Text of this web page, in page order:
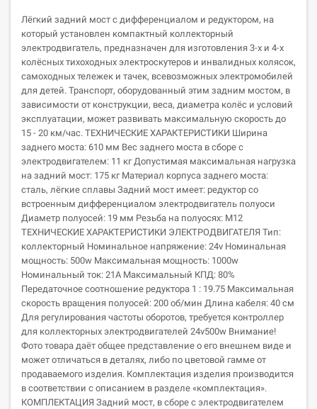
Лёгкий задний мост с дифференциалом и редуктором, на
который установлен компактный коллекторный
электродвигатель, предназначен для изготовления 3-х и 4-х
колёсных тихоходных электроскутеров и инвалидных колясок,
самоходных тележек и тачек, всевозможных электромобилей
для детей. Транспорт, оборудованный этим задним мостом, в
зависимости от конструкции, веса, диаметра колёс и условий
эксплуатации, может развивать максимальную скорость до
15 - 20 км/час. ТЕХНИЧЕСКИЕ ХАРАКТЕРИСТИКИ Ширина
заднего моста: 610 мм Вес заднего моста в сборе с
электродвигателем: 11 кг Допустимая максимальная нагрузка
на задний мост: 175 кг Материал корпуса заднего моста:
сталь, лёгкие сплавы Задний мост имеет: редуктор со
встроенным дифференциалом электродвигатель полуоси
Диаметр полуосей: 19 мм Резьба на полуосях: М12
ТЕХНИЧЕСКИЕ ХАРАКТЕРИСТИКИ ЭЛЕКТРОДВИГАТЕЛЯ Тип:
коллекторный Номинальное напряжение: 24v Номинальная
мощность: 500w Максимальная мощность: 1000w
Номинальный ток: 21А Максимальный КПД: 80%
Передаточное соотношение редуктора 1 : 19.75 Максимальная
скорость вращения полуосей: 200 об/мин Длина кабеля: 40 см
Для регулирования частоты оборотов, требуется контроллер
для коллекторных электродвигателей 24v500w Внимание!
Фото товара даёт общее представление о его внешнем виде и
может отличаться в деталях, либо по цветовой гамме от
продаваемого изделия. Комплектация изделия производится
в соответствии с описанием в разделе «комплектация».
КОМПЛЕКТАЦИЯ Задний мост, в сборе с электродвигателем